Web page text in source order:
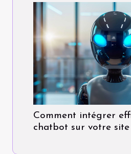
Comment intégrer
chatbot sur votre